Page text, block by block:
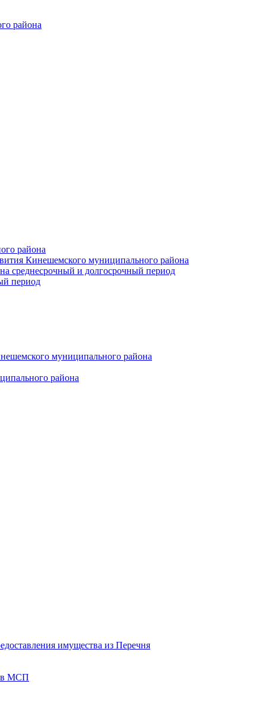
района
района
Кинешемского муниципального района
среднесрочный и долгосрочный период
период
муниципального района
района
имущества из Перечня
МСП